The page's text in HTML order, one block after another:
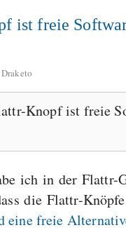
ist freie
Draketo
Knopf ist freie
ich in der Flattr-
die Flattr-
eine freie